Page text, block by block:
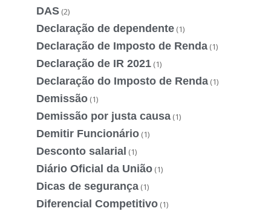
DAS (2)
Declaração de dependente (1)
Declaração de Imposto de Renda (1)
Declaração de IR 2021 (1)
Declaração do Imposto de Renda (1)
Demissão (1)
Demissão por justa causa (1)
Demitir Funcionário (1)
Desconto salarial (1)
Diário Oficial da União (1)
Dicas de segurança (1)
Diferencial Competitivo (1)